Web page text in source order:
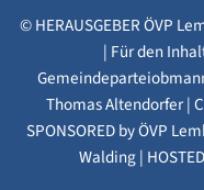
© HERAUSGEBER ÖVP
| Für den
Thomas Altendorfer |
SPONSORED by ÖVP
Walding |